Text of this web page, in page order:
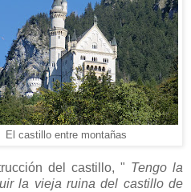
El castillo entre montañas
del castillo, " Tengo la
la vieja ruina del castillo de